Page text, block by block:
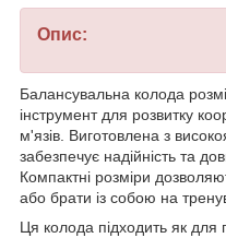
Опис:
Балансувальна колода
інструмент для розвитку
м'язів. Виготовлена з
забезпечує надійність та
Компактні розміри
або брати із собою на
Ця колода підходить як для